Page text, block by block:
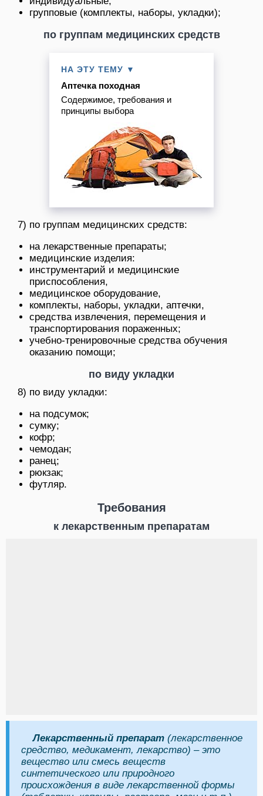
групповые (комплекты, наборы, укладки);
по группам медицинских средств
НА ЭТУ ТЕМУ ▼
Аптечка походная
Содержимое, требования и
принципы выбора
7) по группам медицинских средств:
на лекарственные препараты;
медицинские изделия:
инструментарий и медицинские
приспособления,
медицинское оборудование,
комплекты, наборы, укладки, аптечки,
средства извлечения, перемещения и
транспортирования пораженных;
учебно-тренировочные средства обучения
оказанию помощи;
по виду укладки
8) по виду укладки:
на подсумок;
сумку;
кофр;
чемодан;
ранец;
рюкзак;
футляр.
Требования
к лекарственным препаратам
Лекарственный препарат (лекарственное
средство, медикамент, лекарство) – это
вещество или смесь веществ
синтетического или природного
происхождения в виде лекарственной формы